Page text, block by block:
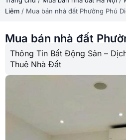
Liêm / Mua bán nhà đất Phường Phú
Mua bán nhà đất
Thông Tin Bất Động Sản –
Thuê Nhà Đất